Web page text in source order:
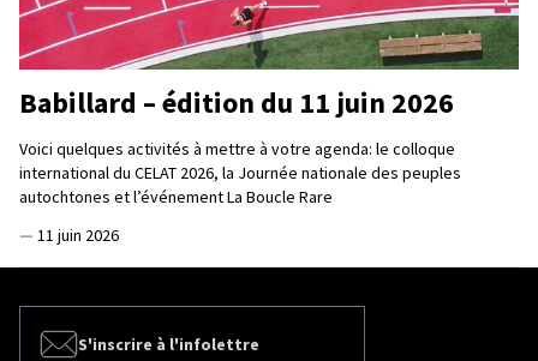
Babillard – édition du 11 juin 2026
Voici quelques activités à mettre à votre agenda: le colloque
international du CELAT 2026, la Journée nationale des peuples
autochtones et l’événement La Boucle Rare
— 11 juin 2026
S'inscrire à l'infolettre